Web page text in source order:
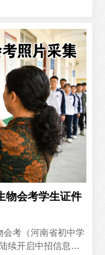
物会考学生证件
考（河南省初中学
续开启中招信息采